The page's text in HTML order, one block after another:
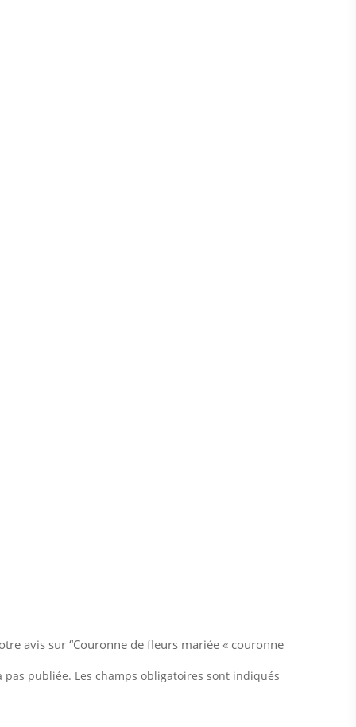
avis sur “Couronne de fleurs mariée « couronne
pas publiée. Les champs obligatoires sont indiqués